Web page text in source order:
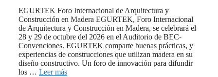
EGURTEK Foro Internacional de Arquitectura y
Construcción en Madera EGURTEK, Foro Internacional
de Arquitectura y Construcción en Madera, se celebrará el
28 y 29 de octubre del 2026 en el Auditorio de BEC-
Convenciones. EGURTEK comparte buenas prácticas, y
experiencias de construcciones que utilizan madera en su
diseño constructivo. Un foro de innovación para difundir
los … Leer más